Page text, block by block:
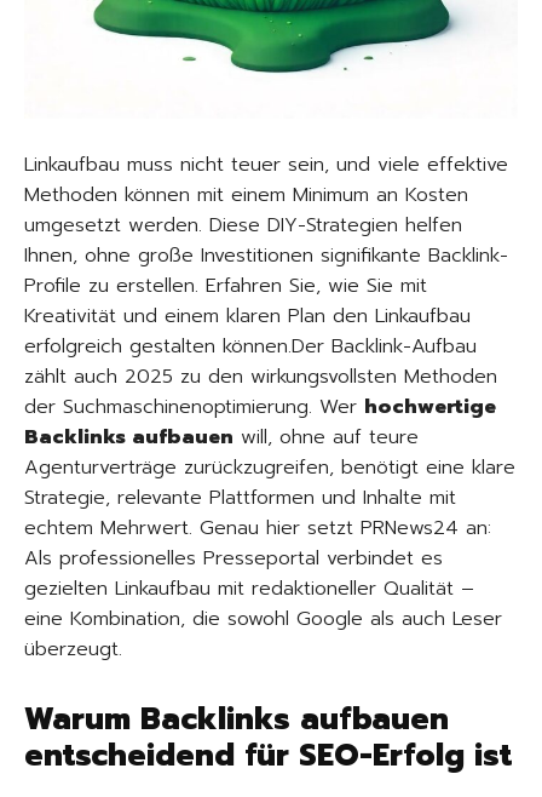
Linkaufbau muss nicht teuer sein, und viele effektive
Methoden können mit einem Minimum an Kosten
umgesetzt werden. Diese DIY-Strategien helfen
Ihnen, ohne große Investitionen signifikante Backlink-
Profile zu erstellen. Erfahren Sie, wie Sie mit
Kreativität und einem klaren Plan den Linkaufbau
erfolgreich gestalten können.Der Backlink-Aufbau
zählt auch 2025 zu den wirkungsvollsten Methoden
der Suchmaschinenoptimierung. Wer hochwertige
Backlinks aufbauen will, ohne auf teure
Agenturverträge zurückzugreifen, benötigt eine klare
Strategie, relevante Plattformen und Inhalte mit
echtem Mehrwert. Genau hier setzt PRNews24 an:
Als professionelles Presseportal verbindet es
gezielten Linkaufbau mit redaktioneller Qualität –
eine Kombination, die sowohl Google als auch Leser
überzeugt.
Warum Backlinks aufbauen
entscheidend für SEO-Erfolg ist